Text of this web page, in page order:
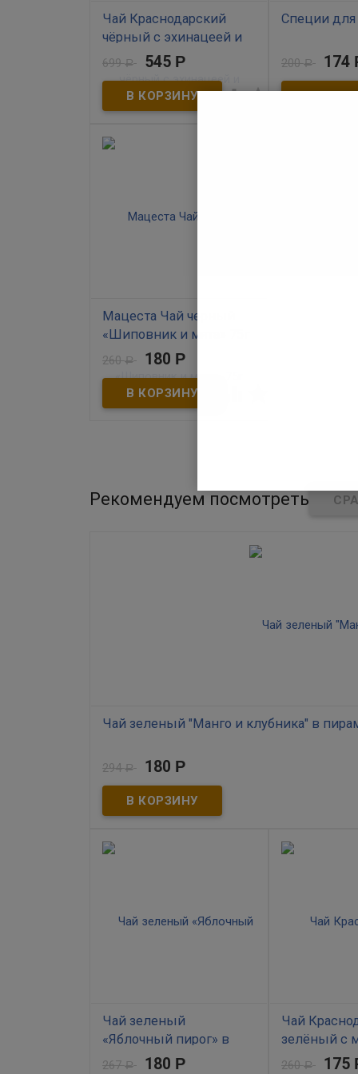
Чай Краснодарский
чёрный с эхинацеей и
липой (Три упаковки по
В наличии
двух! Чёрный краснодарский
чай высшего сорта с
699Р 545 Р

Специи для
В наличии
200Р 174
Мацеста Чай черный
«Шиповник и мята» 75г
В наличии
Чай чёрный байховый
260Р 180 Р
Рекомендуем посмотреть
Чай зеленый "Манго и клубника" в
В наличии
чистой Мацестинской долине.
294Р 180 Р
Чай зеленый
«Яблочный пирог» в
пирамидках с
267Р 180 Р
Чай
зелёный с
260Р 175